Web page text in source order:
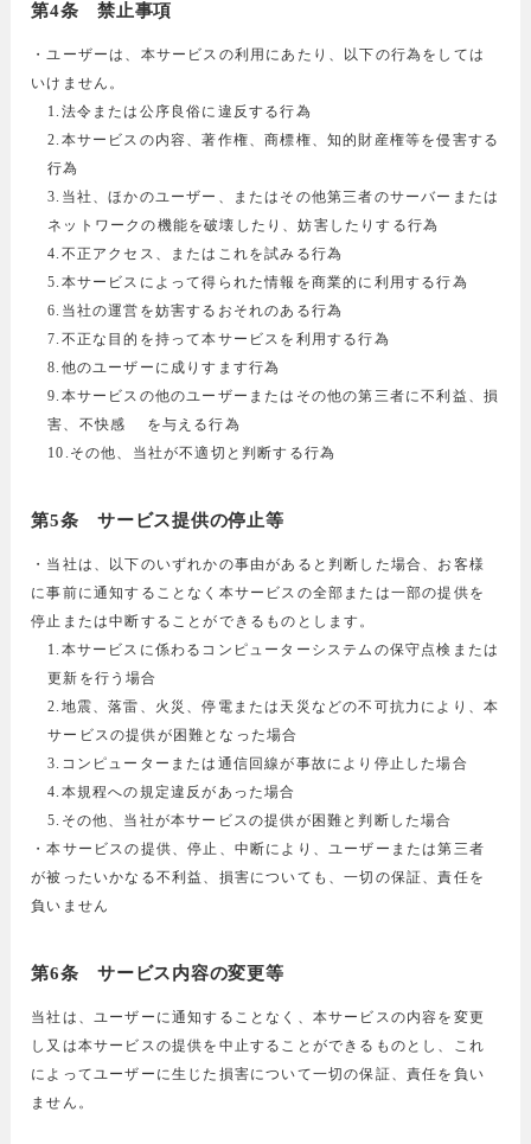
第4条 禁止事項
・ユーザーは、本サービスの利用にあたり、以下の行為をしては
いけません。
1.法令または公序良俗に違反する行為
2.本サービスの内容、著作権、商標権、知的財産権等を侵害する
行為
3.当社、ほかのユーザー、またはその他第三者のサーバーまたは
ネットワークの機能を破壊したり、妨害したりする行為
4.不正アクセス、またはこれを試みる行為
5.本サービスによって得られた情報を商業的に利用する行為
6.当社の運営を妨害するおそれのある行為
7.不正な目的を持って本サービスを利用する行為
8.他のユーザーに成りすます行為
9.本サービスの他のユーザーまたはその他の第三者に不利益、損
害、不快感 を与える行為
10.その他、当社が不適切と判断する行為
第5条 サービス提供の停止等
・当社は、以下のいずれかの事由があると判断した場合、お客様
に事前に通知することなく本サービスの全部または一部の提供を
停止または中断することができるものとします。
1.本サービスに係わるコンピューターシステムの保守点検または
更新を行う場合
2.地震、落雷、火災、停電または天災などの不可抗力により、本
サービスの提供が困難となった場合
3.コンピューターまたは通信回線が事故により停止した場合
4.本規程への規定違反があった場合
5.その他、当社が本サービスの提供が困難と判断した場合
・本サービスの提供、停止、中断により、ユーザーまたは第三者
が被ったいかなる不利益、損害についても、一切の保証、責任を
負いません
第6条 サービス内容の変更等
当社は、ユーザーに通知することなく、本サービスの内容を変更
し又は本サービスの提供を中止することができるものとし、これ
によってユーザーに生じた損害について一切の保証、責任を負い
ません。